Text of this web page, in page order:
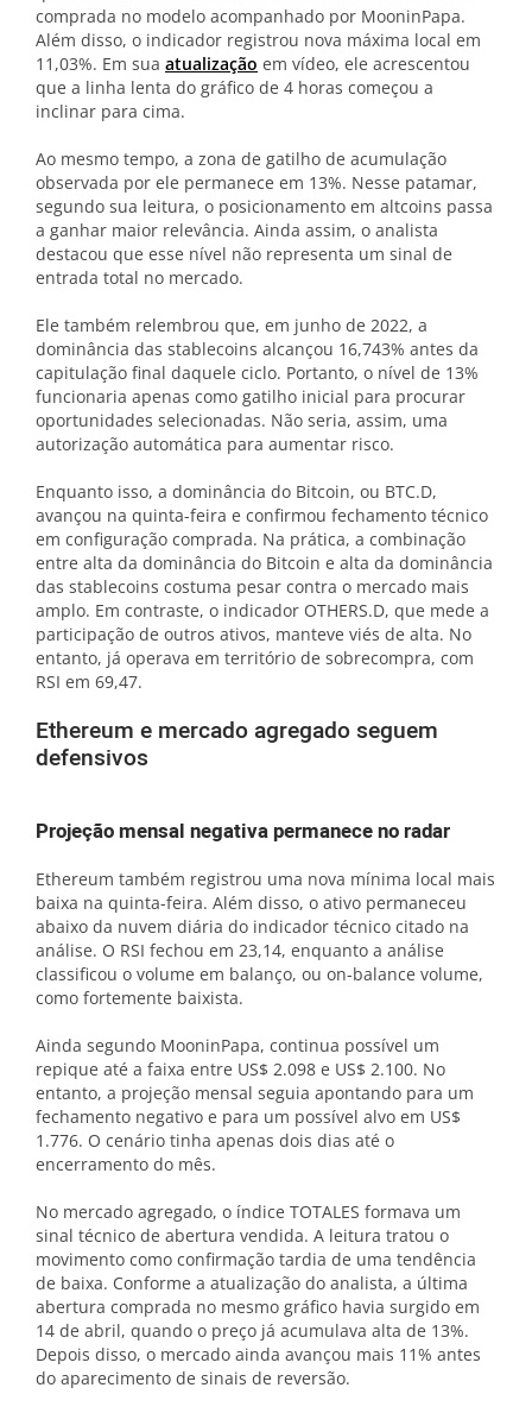
comprada no modelo acompanhado por MooninPapa.
Além disso, o indicador registrou nova máxima local em
11,03%. Em sua atualização em vídeo, ele acrescentou
que a linha lenta do gráfico de 4 horas começou a
inclinar para cima.
Ao mesmo tempo, a zona de gatilho de acumulação
observada por ele permanece em 13%. Nesse patamar,
segundo sua leitura, o posicionamento em altcoins passa
a ganhar maior relevância. Ainda assim, o analista
destacou que esse nível não representa um sinal de
entrada total no mercado.
Ele também relembrou que, em junho de 2022, a
dominância das stablecoins alcançou 16,743% antes da
capitulação final daquele ciclo. Portanto, o nível de 13%
funcionaria apenas como gatilho inicial para procurar
oportunidades selecionadas. Não seria, assim, uma
autorização automática para aumentar risco.
Enquanto isso, a dominância do Bitcoin, ou BTC.D,
avançou na quinta-feira e confirmou fechamento técnico
em configuração comprada. Na prática, a combinação
entre alta da dominância do Bitcoin e alta da dominância
das stablecoins costuma pesar contra o mercado mais
amplo. Em contraste, o indicador OTHERS.D, que mede a
participação de outros ativos, manteve viés de alta. No
entanto, já operava em território de sobrecompra, com
RSI em 69,47.
Ethereum e mercado agregado seguem
defensivos
Projeção mensal negativa permanece no radar
Ethereum também registrou uma nova mínima local mais
baixa na quinta-feira. Além disso, o ativo permaneceu
abaixo da nuvem diária do indicador técnico citado na
análise. O RSI fechou em 23,14, enquanto a análise
classificou o volume em balanço, ou on-balance volume,
como fortemente baixista.
Ainda segundo MooninPapa, continua possível um
repique até a faixa entre US$ 2.098 e US$ 2.100. No
entanto, a projeção mensal seguia apontando para um
fechamento negativo e para um possível alvo em US$
1.776. O cenário tinha apenas dois dias até o
encerramento do mês.
No mercado agregado, o índice TOTALES formava um
sinal técnico de abertura vendida. A leitura tratou o
movimento como confirmação tardia de uma tendência
de baixa. Conforme a atualização do analista, a última
abertura comprada no mesmo gráfico havia surgido em
14 de abril, quando o preço já acumulava alta de 13%.
Depois disso, o mercado ainda avançou mais 11% antes
do aparecimento de sinais de reversão.